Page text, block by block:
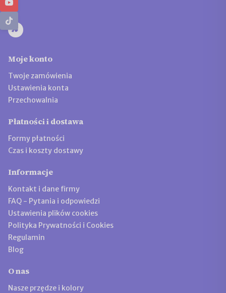
Moje konto
Twoje zamówienia
Ustawienia konta
Przechowalnia
Płatności i dostawa
Formy płatności
Czas i koszty dostawy
Informacje
Kontakt i dane firmy
FAQ - Pytania i odpowiedzi
Ustawienia plików cookies
Polityka Prywatności i Cookies
Regulamin
Blog
O nas
Nasze przędze i kolory